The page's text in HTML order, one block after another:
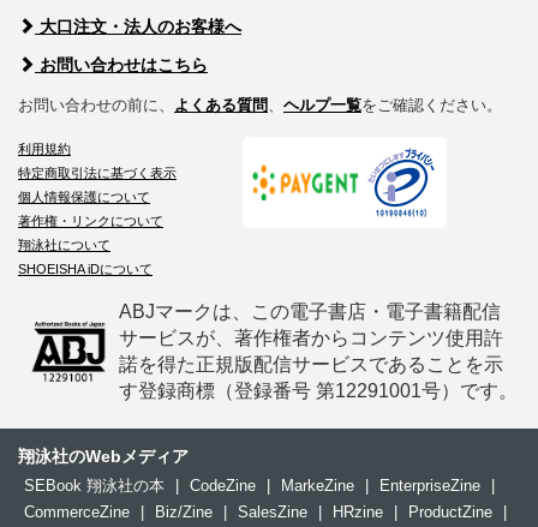
大口注文・法人のお客様へ
お問い合わせはこちら
お問い合わせの前に、 よくある質問、 ヘルプ一覧をご確認ください。
利用規約
特定商取引法に基づく表示
個人情報保護について
著作権・リンクについて
翔泳社について
SHOEISHA iDについて
ABJマークは、この電子書店・電子書籍配信
サービスが、著作権者からコンテンツ使用許
諾を得た正規版配信サービスであることを示
す登録商標（登録番号 第12291001号）です。
翔泳社のWebメディア
SEBook 翔泳社の本 CodeZine MarkeZine EnterpriseZine
CommerceZine
Biz/Zine SalesZine HRzine ProductZine